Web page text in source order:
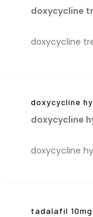
doxycycline
doxycycline
doxycycline
doxycycline
doxycycline
tadalafil